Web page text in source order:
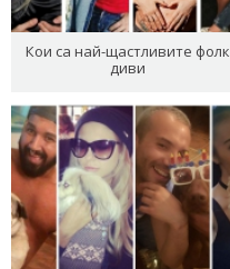
Кои са най-щастливите фолк
диви